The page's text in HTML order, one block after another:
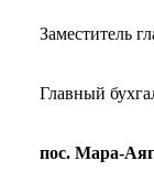
Заместитель
Главный
пос. Мара-